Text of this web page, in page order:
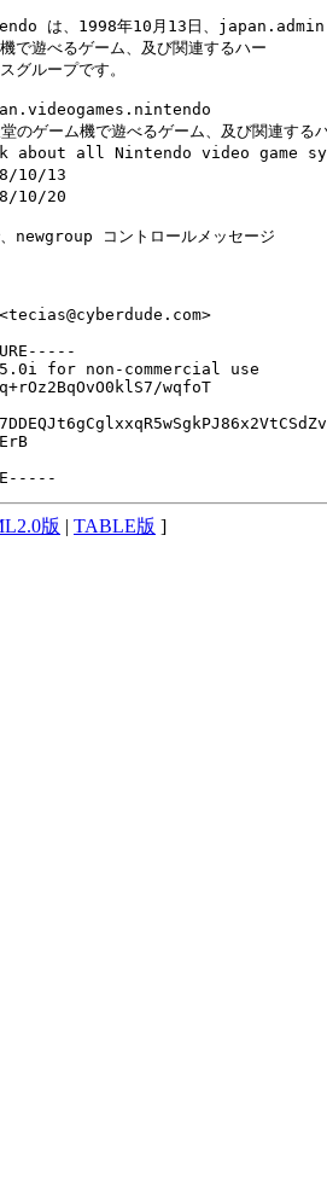
は、1998年10月13日、
で遊べるゲーム、及び関連するハー
グループです。
newgroup コントロールメッセージ
for non-commercial use
wqfoT
版 | TABLE版 ]